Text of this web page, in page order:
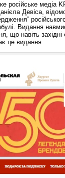
російське медіа
Девіса,
Видання
що навіть
це видання.